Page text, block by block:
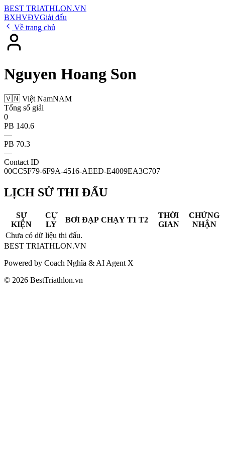
BEST TRIATHLON.VN
BXHVĐVGiải đấu
Về trang chủ
Nguyen Hoang Son
🇻🇳 Việt NamNAM
Tổng số giải
0
PB 140.6
—
PB 70.3
—
Contact ID
00CC5F79-6F9A-4516-AEED-E4009EA3C707
LỊCH SỬ THI ĐẤU
SỰ
KIỆN
CỰ
LY
BƠI ĐẠP CHẠY T1 T2
THỜI
GIAN
CHỨNG
NHẬN
Chưa có dữ liệu thi đấu.
BEST TRIATHLON.VN
Powered by Coach Nghĩa & AI Agent X
© 2026 BestTriathlon.vn